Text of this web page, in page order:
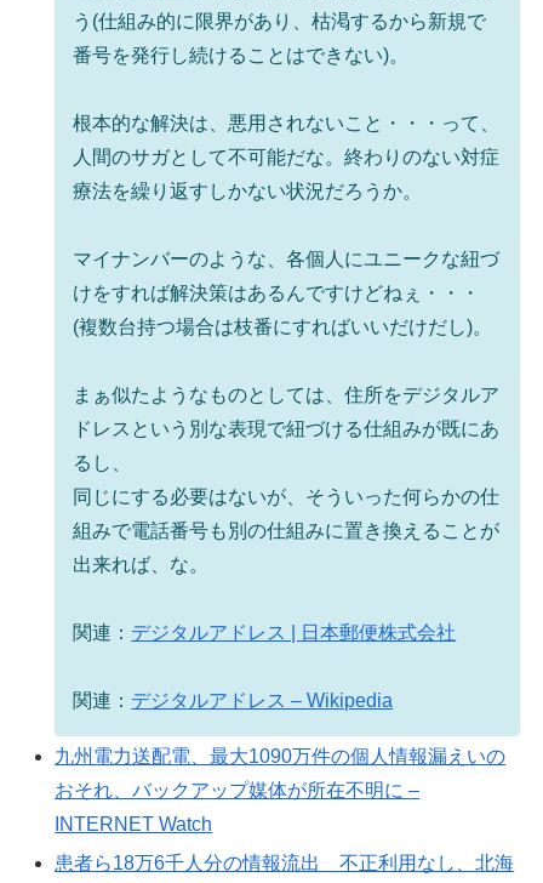
う(仕組み的に限界があり、枯渇するから新規で
番号を発行し続けることはできない)。
根本的な解決は、悪用されないこと・・・って、
人間のサガとして不可能だな。終わりのない対症
療法を繰り返すしかない状況だろうか。
マイナンバーのような、各個人にユニークな紐づ
けをすれば解決策はあるんですけどねぇ・・・
(複数台持つ場合は枝番にすればいいだけだし)。
まぁ似たようなものとしては、住所をデジタルア
ドレスという別な表現で紐づける仕組みが既にあ
るし、
同じにする必要はないが、そういった何らかの仕
組みで電話番号も別の仕組みに置き換えることが
出来れば、な。
関連： デジタルアドレス | 日本郵便株式会社
関連： デジタルアドレス – Wikipedia
九州電力送配電、最大1090万件の個人情報漏えいの
おそれ、バックアップ媒体が所在不明に –
INTERNET Watch
患者ら18万6千人分の情報流出 不正利用なし、北海